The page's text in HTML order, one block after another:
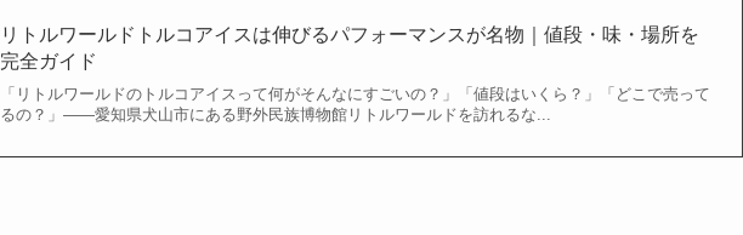
リトルワールドトルコアイスは伸びるパフォーマンスが名物｜値段・味・場所を
完全ガイド
「リトルワールドのトルコアイスって何がそんなにすごいの？」「値段はいくら？」「どこで売って
るの？」——愛知県犬山市にある野外民族博物館リトルワールドを訪れるな...